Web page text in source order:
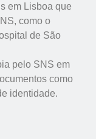
em Lisboa que
como o
de São
pelo SNS em
como
identidade.